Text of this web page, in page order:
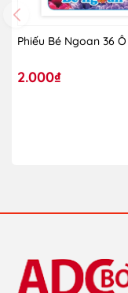
Phiếu Bé Ngoan 36 Ô
2.000₫